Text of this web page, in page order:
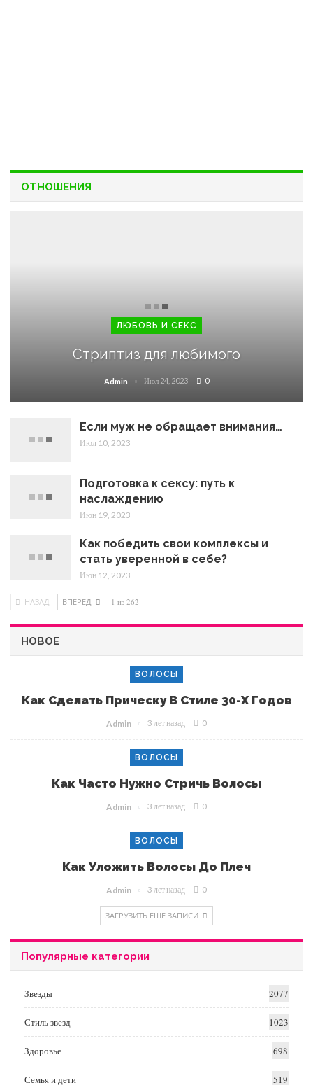
ОТНОШЕНИЯ
ЛЮБОВЬ И СЕКС
Стриптиз для любимого
Admin Июл 24, 2023 0
Если муж не обращает внимания…
Июл 10, 2023
Подготовка к сексу: путь к
наслаждению
Июн 19, 2023
Как победить свои комплексы и
стать уверенной в себе?
Июн 12, 2023
НАЗАД ВПЕРЕД 1 из 262
НОВОЕ
ВОЛОСЫ
Как Сделать Прическу В Стиле 30-Х Годов
Admin 3 лет назад 0
ВОЛОСЫ
Как Часто Нужно Стричь Волосы
Admin 3 лет назад 0
ВОЛОСЫ
Как Уложить Волосы До Плеч
Admin 3 лет назад 0
ЗАГРУЗИТЬ ЕЩЕ ЗАПИСИ
Популярные категории
Звезды 2077
Стиль звезд 1023
Здоровье 698
Семья и дети 519